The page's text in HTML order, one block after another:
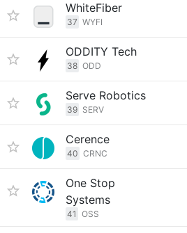
WhiteFiber
37 WYFI
ODDITY Tech
38 ODD
Serve Robotics
39 SERV
Cerence
40 CRNC
One Stop
Systems
41 OSS